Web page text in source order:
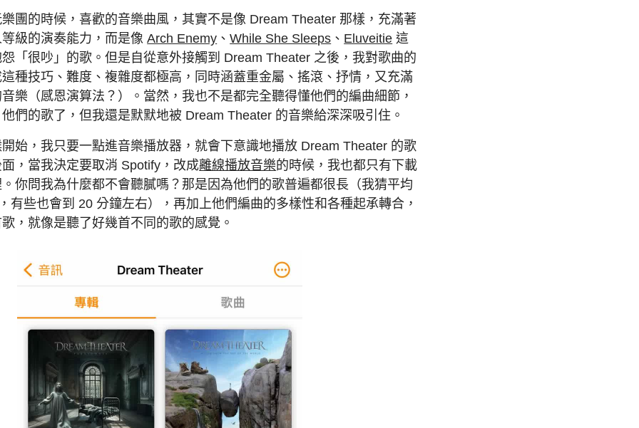
團的時候，喜歡的音樂曲風，其實不是像 Dream Theater 那樣，充滿著
級的演奏能力，而是像Arch Enemy 、While She Sleeps 、 Eluveitie 這
「很吵」的歌。但是自從意外接觸到 Dream Theater 之後，我對歌曲的
種技巧、難度、複雜度都極高，同時涵蓋重金屬、搖滾、抒情，又充滿
音樂（感恩演算法？）。當然，我也不是都完全聽得懂他們的編曲細節，
們的歌了，但我還是默默地被 Dream Theater 的音樂給深深吸引住。
始，我只要一點進音樂播放器，就會下意識地播放 Dream Theater 的歌
，當我決定要取消 Spotify，改成離線播放音樂的時候，我也都只有下載
你問我為什麼都不會聽膩嗎？那是因為他們的歌普遍都很長（我猜平均
有些也會到 20 分鐘左右），再加上他們編曲的多樣性和各種起承轉合，
，就像是聽了好幾首不同的歌的感覺。